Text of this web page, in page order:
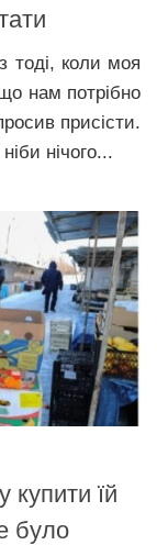
тоді, коли моя
нам потрібно
присісти.
нічого...
кyпити їй
бyло